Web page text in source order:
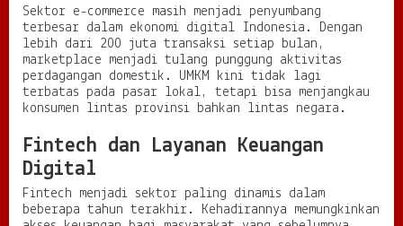
Sektor e-commerce masih menjadi penyumbang
terbesar dalam ekonomi digital Indonesia. Dengan
lebih dari 200 juta transaksi setiap bulan,
marketplace menjadi tulang punggung aktivitas
perdagangan domestik. UMKM kini tidak lagi
terbatas pada pasar lokal, tetapi bisa menjangkau
konsumen lintas provinsi bahkan lintas negara.
Fintech dan Layanan Keuangan
Digital
Fintech menjadi sektor paling dinamis dalam
beberapa tahun terakhir. Kehadirannya memungkinkan